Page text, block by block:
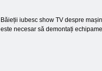
Băieții iubesc show TV despre
este necesar să demontați